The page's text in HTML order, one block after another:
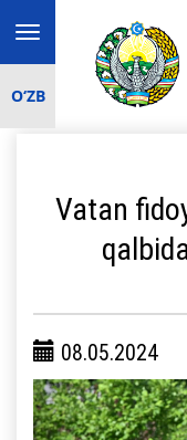
Toggle
navigation
O‘ZB
Vatan
08.05.2024